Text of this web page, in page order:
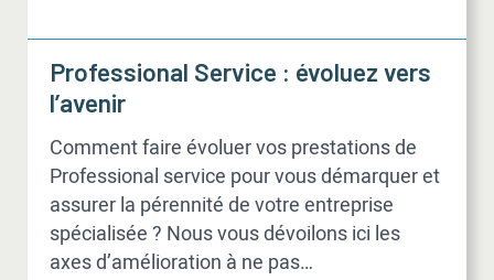
Professional Service : évoluez vers
l’avenir
Comment faire évoluer vos prestations de
Professional service pour vous démarquer et
assurer la pérennité de votre entreprise
spécialisée ? Nous vous dévoilons ici les
axes d’amélioration à ne pas…